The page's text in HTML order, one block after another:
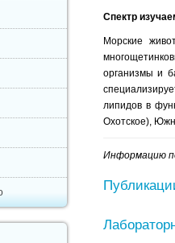
Спектр
Морские
организмы и
липидов в
Охотское),
Информацию